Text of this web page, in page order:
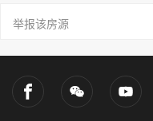
举报该房源